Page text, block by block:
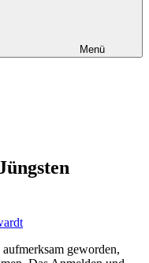
Menü
geworden,